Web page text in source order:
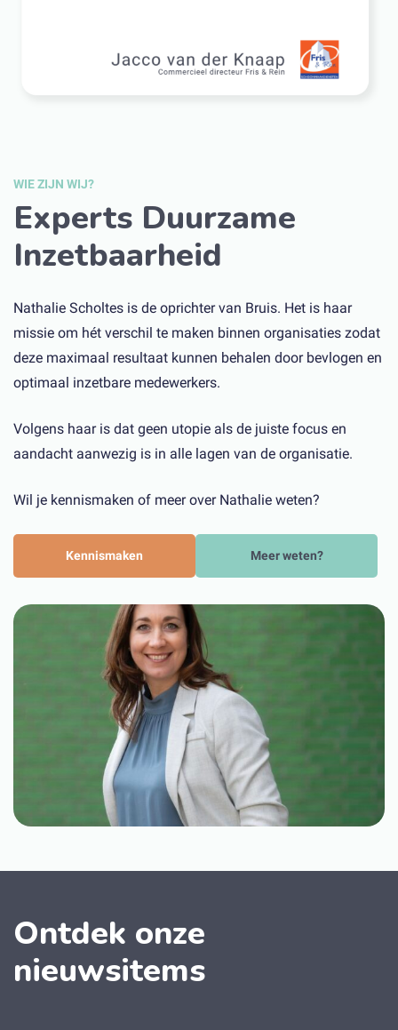
WIE ZIJN WIJ?
Experts Duurzame
Inzetbaarheid
Nathalie Scholtes is de oprichter van Bruis. Het is haar
missie om hét verschil te maken binnen organisaties zodat
deze maximaal resultaat kunnen behalen door bevlogen en
optimaal inzetbare medewerkers.
Volgens haar is dat geen utopie als de juiste focus en
aandacht aanwezig is in alle lagen van de organisatie.
Wil je kennismaken of meer over Nathalie weten?
Kennismaken Meer weten?
Ontdek onze
nieuwsitems